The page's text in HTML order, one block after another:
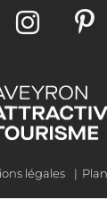
légales